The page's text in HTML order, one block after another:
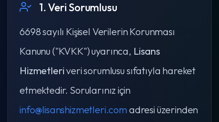
1. Veri Sorumlusu
6698 sayılı Kişisel Verilerin Korunması
Kanunu ("KVKK") uyarınca, Lisans
Hizmetleriveri sorumlusu sıfatıyla hareket
etmektedir. Sorularınız için
info@lisanshizmetleri.comadresi üzerinden